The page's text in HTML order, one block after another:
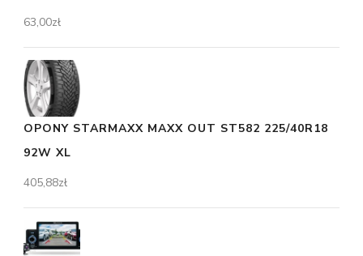
63,00zł
OPONY STARMAXX MAXX OUT ST582 225/40R18
92W XL
405,88zł